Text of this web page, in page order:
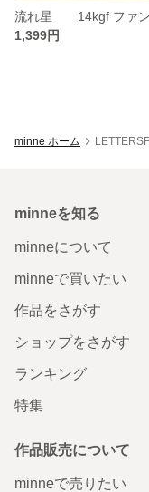
1,399円
minne ホーム
minneを知る
minneについて
minneで買いたい
作品をさがす
ショップをさがす
ランキング
特集
作品販売について
minneで売りたい